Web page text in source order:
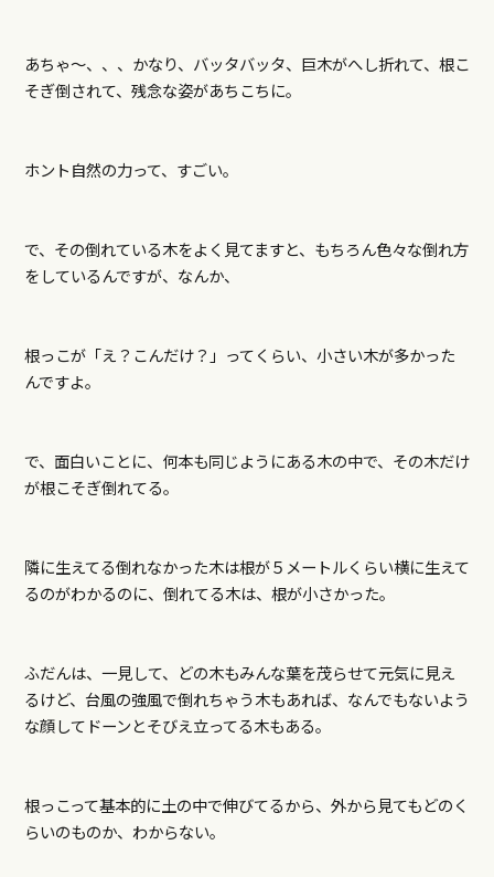
あちゃ～、、、かなり、バッタバッタ、巨木がへし折れて、根こ
そぎ倒されて、残念な姿があちこちに。
ホント自然の力って、すごい。
で、その倒れている木をよく見てますと、もちろん色々な倒れ方
をしているんですが、なんか、
根っこが「え？こんだけ？」ってくらい、小さい木が多かった
んですよ。
で、面白いことに、何本も同じようにある木の中で、その木だけ
が根こそぎ倒れてる。
隣に生えてる倒れなかった木は根が５メートルくらい横に生えて
るのがわかるのに、倒れてる木は、根が小さかった。
ふだんは、一見して、どの木もみんな葉を茂らせて元気に見え
るけど、台風の強風で倒れちゃう木もあれば、なんでもないよう
な顔してドーンとそびえ立ってる木もある。
根っこって基本的に土の中で伸びてるから、外から見てもどのく
らいのものか、わからない。